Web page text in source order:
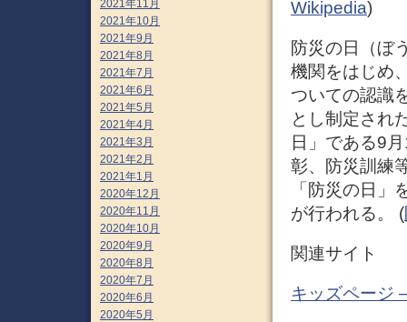
Wikipedia)
防災の日（ぼ
機関をはじめ
ついての認識
とし制定され
日」である9
彰、防災訓練
「防災の日
が行われる。 (
関連サイト
キッズページ
2021年11月
2021年10月
2021年9月
2021年8月
2021年7月
2021年6月
2021年5月
2021年4月
2021年3月
2021年2月
2021年1月
2020年12月
2020年11月
2020年10月
2020年9月
2020年8月
2020年7月
2020年6月
2020年5月